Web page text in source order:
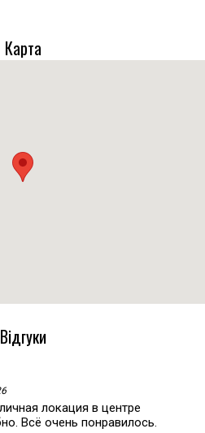
Карта
Відгуки
локация в центре
Всё очень понравилось.